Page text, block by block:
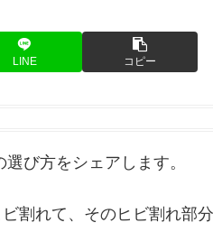
LINE コピー
び方をシェアします。
割れて、そのヒビ割れ部